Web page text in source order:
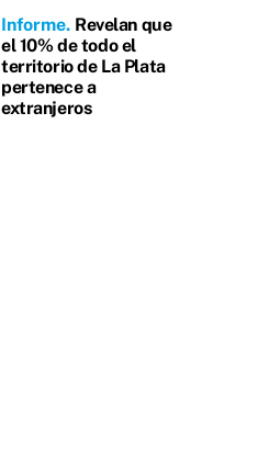
Informe Revelan que
el 10% de todo el
territorio de La Plata
pertenece a
extranjeros